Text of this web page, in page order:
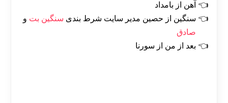
آهن از بامداد
سنگین از حصین مدیر سایت شرط بندی سنگین بت و
صادق
بعد از من از سورنا